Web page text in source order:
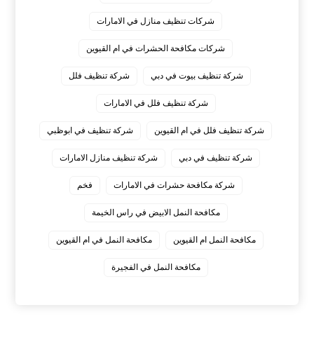
شركات تنظيف منازل في الامارات
شركات مكافحة الحشرات في ام القيوين
شركة تنظيف بيوت في دبي شركة تنظيف فلل
شركة تنظيف فلل في الامارات
شركة تنظيف فلل في ام القيوين شركة تنظيف في ابوظبي
شركة تنظيف في دبي شركة تنظيف منازل الامارات
شركة مكافحة حشرات في الامارات فخم
مكافحة النمل الابيض في راس الخيمة
مكافحة النمل ام القيوين مكافحة النمل في ام القيوين
‏مكافحة النمل في الفجيرة